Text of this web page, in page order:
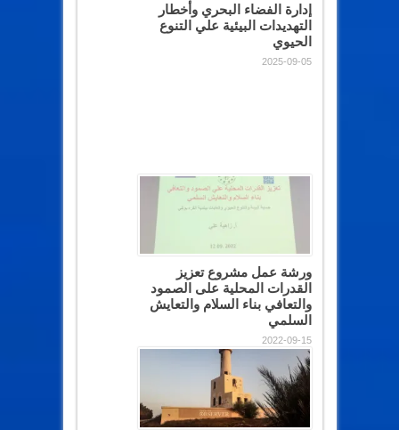
إدارة الفضاء البحري وأخطار
التهديدات البيئية علي التنوع
الحيوي
2025-09-05
ورشة عمل مشروع تعزيز
القدرات المحلية على الصمود
والتعافي بناء السلام والتعايش
السلمي
2022-09-15